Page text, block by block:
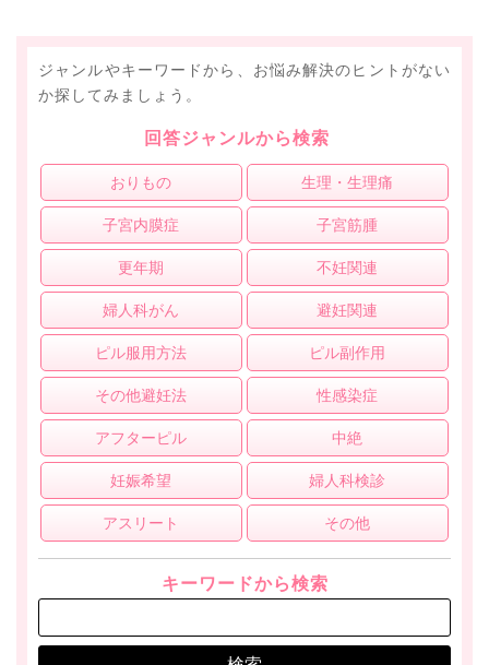
ジャンルやキーワードから、お悩み解決のヒントがない
か探してみましょう。
回答ジャンルから検索
おりもの 生理・生理痛
子宮内膜症 子宮筋腫
更年期 不妊関連
婦人科がん 避妊関連
ピル服用方法 ピル副作用
その他避妊法 性感染症
アフターピル 中絶
妊娠希望 婦人科検診
アスリート その他
キーワードから検索